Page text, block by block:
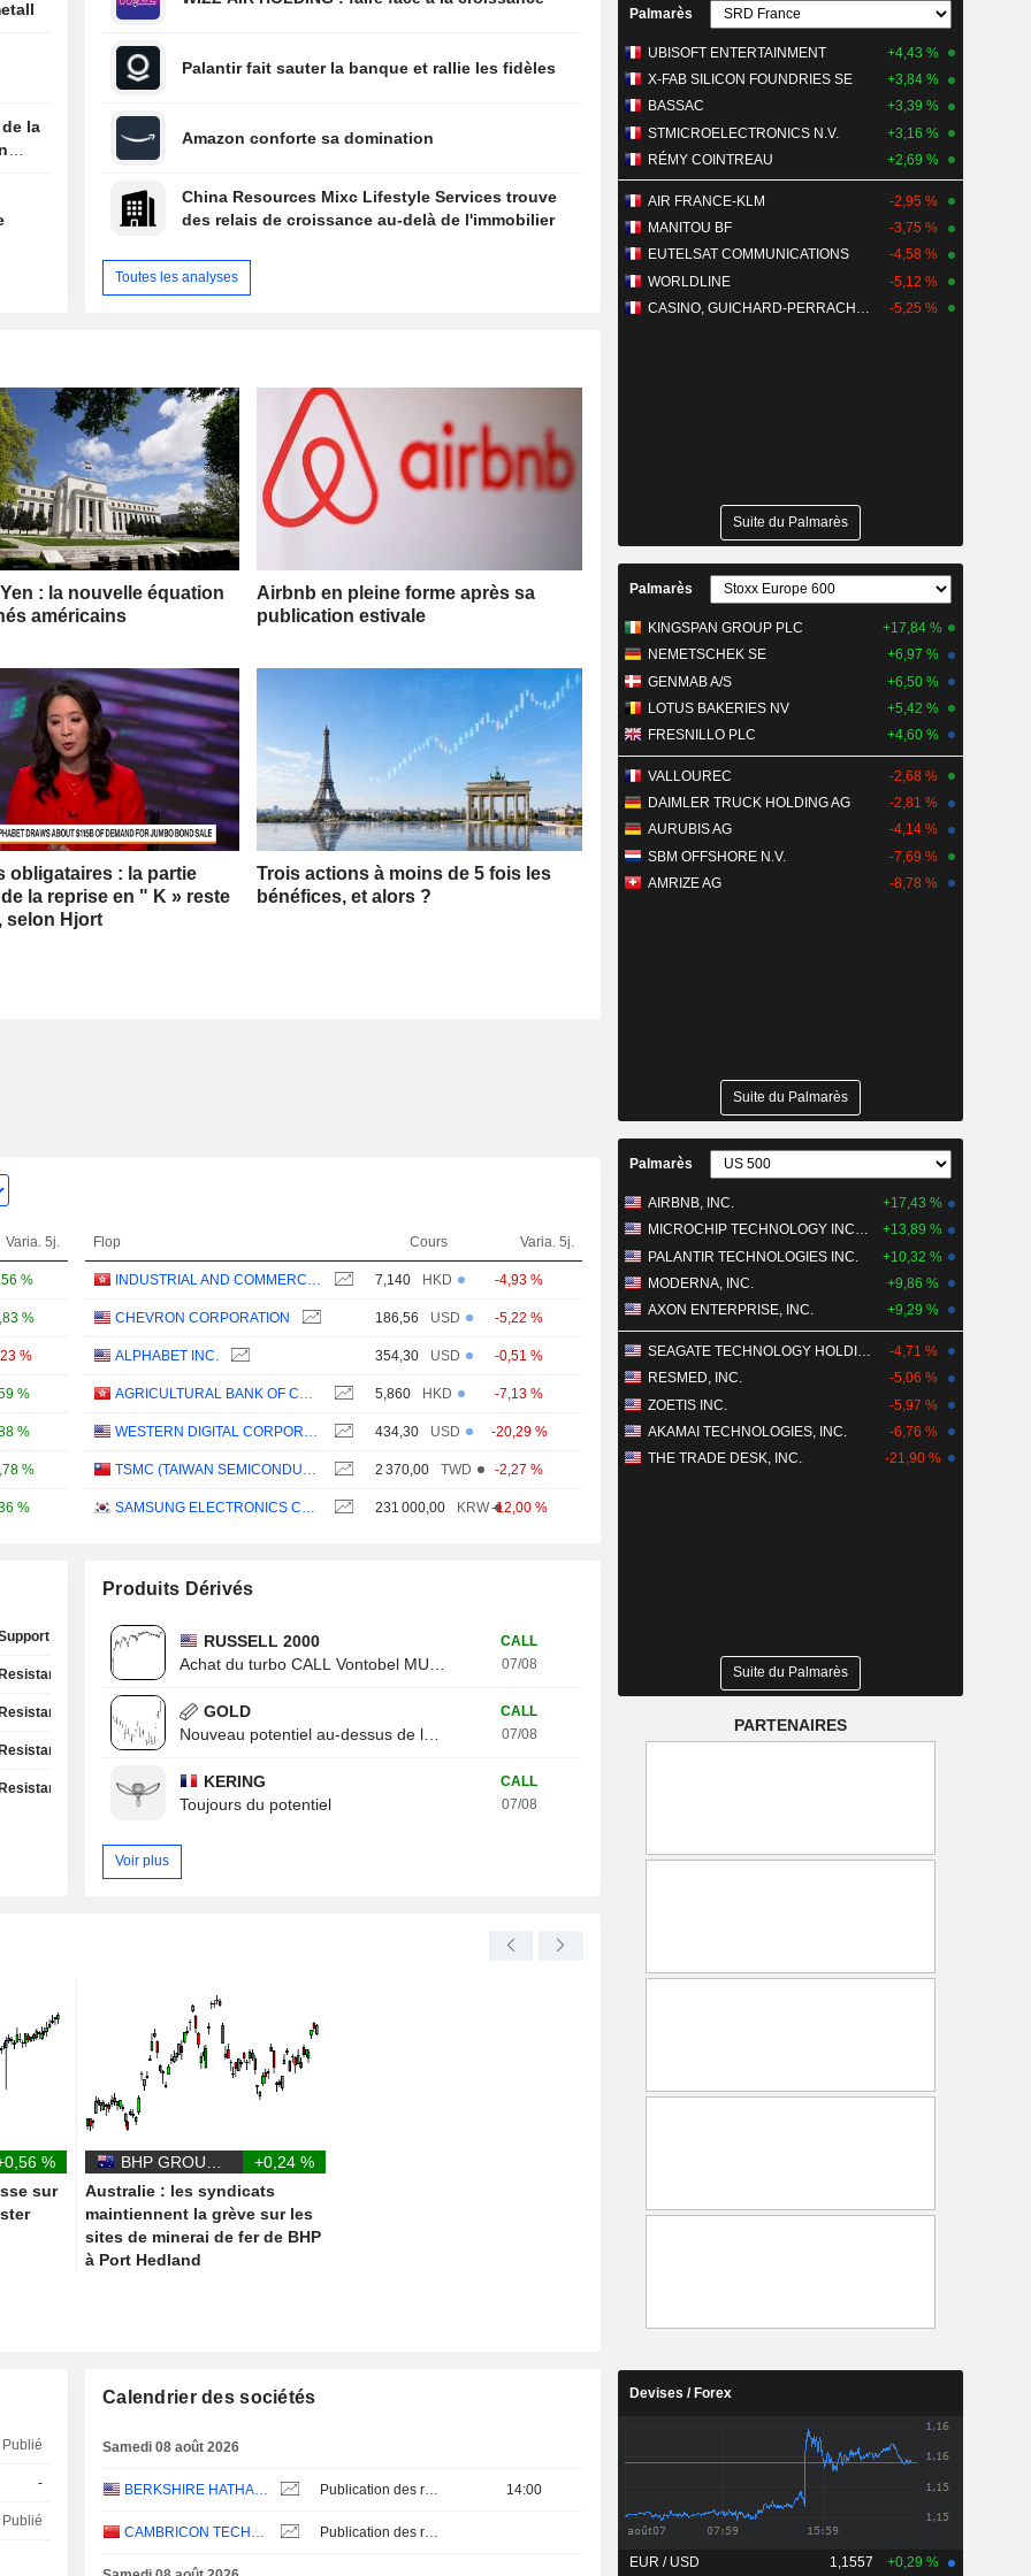
la
Palantir fait sauter la banque et rallie les fidèles
Amazon conforte sa domination
China Resources Mixc Lifestyle Services trouve
des relais de croissance au-delà de l'immobilier
Toutes les analyses
: la nouvelle équation
américains
Airbnb en pleine forme après sa
publication estivale
obligataires : la partie
la reprise en " K » reste
selon Hjort
Trois actions à moins de 5 fois les
bénéfices, et alors ?
Varia. 5j.
%
%
%
%
%
%
%
Flop Cours Varia. 5j.
7,140 HKD -4,93 %
CHEVRON CORPORATION 186,56 USD -5,22 %
ALPHABET INC. 354,30 USD -0,51 %
5,860 HKD -7,13 %
434,30 USD -20,29 %
2 370,00 TWD -2,27 %
231 000,00 KRW-12,00 %
Test
Test
Test
Test
Test
Produits Dérivés
RUSSELL 2000
Achat du turbo CALL Vontobel MU13V
CALL
07/08
GOLD
Nouveau potentiel au-dessus de la résistance
CALL
07/08
KERING
Toujours du potentiel
CALL
07/08
Voir plus
%
sur
+0,24 %
Australie : les syndicats
maintiennent la grève sur les
sites de minerai de fer de BHP
à Port Hedland
Publié
-
Publié
Calendrier des sociétés
Samedi 08 août 2026
BERKSHIRE HATHAWAY INC. Publication des résultats - Q2 2026 14:00
CAMBRICON TECHNOLOGIES CORPORATION LIMITED Publication des résultats - Q2 2026
Palmarès
UBISOFT ENTERTAINMENT
+4,43 %
X-FAB SILICON FOUNDRIES SE
+3,84 %
BASSAC
+3,39 %
STMICROELECTRONICS N.V.
+3,16 %
RÉMY COINTREAU
+2,69 %
AIR FRANCE-KLM
-2,95 %
MANITOU BF
-3,75 %
EUTELSAT COMMUNICATIONS
-4,58 %
WORLDLINE
-5,12 %
-5,25 %
Suite du Palmarès
Palmarès
KINGSPAN GROUP PLC
+17,84 %
NEMETSCHEK SE
+6,97 %
GENMAB A/S
+6,50 %
LOTUS BAKERIES NV
+5,42 %
FRESNILLO PLC
+4,60 %
VALLOUREC
-2,68 %
DAIMLER TRUCK HOLDING AG
-2,81 %
AURUBIS AG
-4,14 %
SBM OFFSHORE N.V.
-7,69 %
AMRIZE AG
-8,78 %
Suite du Palmarès
Palmarès
AIRBNB, INC.
+17,43 %
MICROCHIP TECHNOLOGY INCORPORATED
+13,89 %
PALANTIR TECHNOLOGIES INC.
+10,32 %
MODERNA, INC.
+9,86 %
AXON ENTERPRISE, INC.
+9,29 %
SEAGATE TECHNOLOGY HOLDINGS PLC
-4,71 %
RESMED, INC.
-5,06 %
ZOETIS INC.
-5,97 %
AKAMAI TECHNOLOGIES, INC.
-6,76 %
THE TRADE DESK, INC.
-21,90 %
Suite du Palmarès
PARTENAIRES
Devises / Forex
EUR / USD 1,1557 +0,29 %